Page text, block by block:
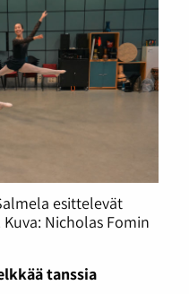
esittelevät
Nicholas Fomin
tanssia